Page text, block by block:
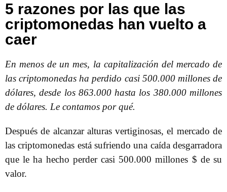
5 razones por las que las
criptomonedas han vuelto a
caer
En menos de un mes, la capitalización del mercado de
las criptomonedas ha perdido casi 500.000 millones de
dólares, desde los 863.000 hasta los 380.000 millones
de dólares. Le contamos por qué.
Después de alcanzar alturas vertiginosas, el mercado de
las criptomonedas está sufriendo una caída desgarradora
que le ha hecho perder casi 500.000 millones $ de su
valor.